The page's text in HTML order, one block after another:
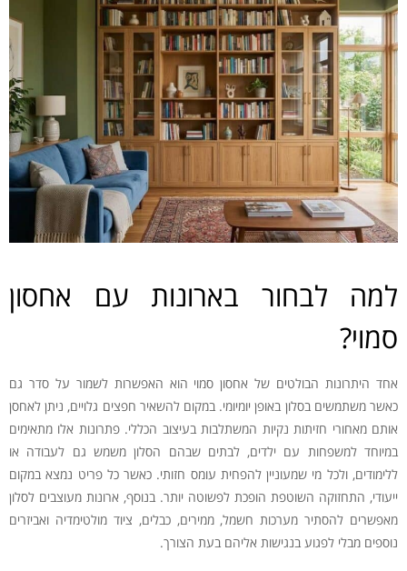
למה לבחור בארונות עם אחסון
סמוי?
אחד היתרונות הבולטים של אחסון סמוי הוא האפשרות לשמור על סדר גם
כאשר משתמשים בסלון באופן יומיומי. במקום להשאיר חפצים גלויים, ניתן לאחסן
אותם מאחורי חזיתות נקיות המשתלבות בעיצוב הכללי. פתרונות אלו מתאימים
במיוחד למשפחות עם ילדים, לבתים שבהם הסלון משמש גם לעבודה או
ללימודים, ולכל מי שמעוניין להפחית עומס חזותי. כאשר כל פריט נמצא במקום
ייעודי, התחזוקה השוטפת הופכת לפשוטה יותר. בנוסף, ארונות מעוצבים לסלון
מאפשרים להסתיר מערכות חשמל, ממירים, כבלים, ציוד מולטימדיה ואביזרים
נוספים מבלי לפגוע בנגישות אליהם בעת הצורך.